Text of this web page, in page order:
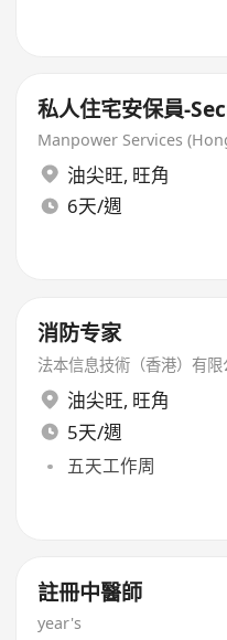
私人住宅安保員-
Manpower Services
油尖旺, 旺角
6天/週
消防专家
法本信息技術（香港）有限
油尖旺, 旺角
5天/週
五天工作周
註冊中醫師
year's